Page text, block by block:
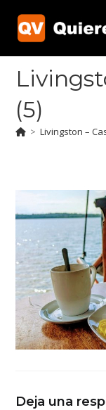
contenido
(5)
> Livingston –
Deja una